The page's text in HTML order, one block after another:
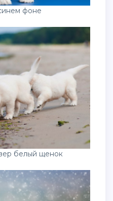
фоне
белый щенок